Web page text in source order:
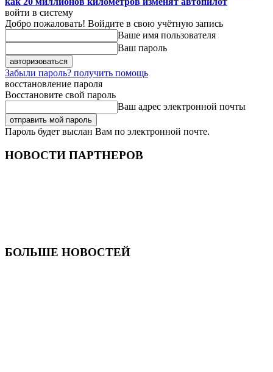
войти в систему
Добро пожаловать! Войдите в свою учётную запись
Ваше имя пользователя
Ваш пароль
Забыли пароль? получить помощь
восстановление пароля
Восстановите свой пароль
Ваш адрес электронной почты
Пароль будет выслан Вам по электронной почте.
НОВОСТИ ПАРТНЕРОВ
БОЛЬШЕ НОВОСТЕЙ